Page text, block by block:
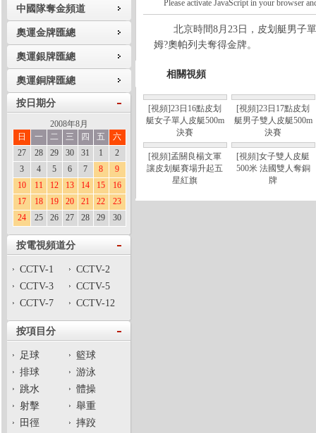
中國隊奪金頻道
奧運金牌匯總
奧運銀牌匯總
奧運銅牌匯總
按日期分
2008年8月
日
一 二 三 四 五
六
27
28 29 30 31 1
2
3
4 5 6 7 8
9
10
11 12 13 14 15
16
17
18 19 20 21 22
23
24
25 26 27 28 29 30
按電視頻道分
CCTV-1
CCTV-2
CCTV-3
CCTV-5
CCTV-7
CCTV-12
按項目分
足球
籃球
排球
游泳
跳水
體操
射擊
舉重
田徑
摔跤
Please activate JavaScript in your browser
北京時間8月23日，皮划艇男子單
姆?奧帕列夫奪得金牌。
相關視頻
[視頻]23日16點皮划
艇女子單人皮艇500m
決賽
[視頻]23日17點皮划
艇男子雙人皮艇500m
決賽
[視頻]孟關良楊文軍
讓皮划艇賽場升起五
星紅旗
[視頻]女子雙人皮艇
500米 法國雙人奪銅
牌